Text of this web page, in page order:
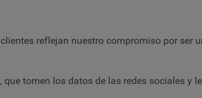
reflejan nuestro compromiso por ser
tomen los datos de las redes sociales y